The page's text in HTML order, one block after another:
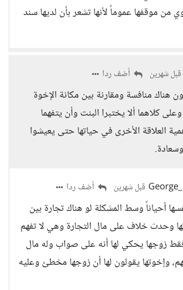
من موقفها عموماً لأنها تشعر بأن لديها سند
قبل شهرين أضف ردا
هناك منافسة ومقارنة بين مكانة الإخوة
كلاهما ألا يختبرا البنت وأن يتفهما
العلاقة الأخرى في حياتها حتى يعيشوا
قبل شهرين أضف ردا
أحياناً وسط المشكلة لو هناك تجارة بين
وحدث خلاف على مال التجارة وهي لا تفهم
زوجها يحكي لها أنه على صواب وله مال
وإخوتها يقولون لها أن زوجها مخطئ وعليه